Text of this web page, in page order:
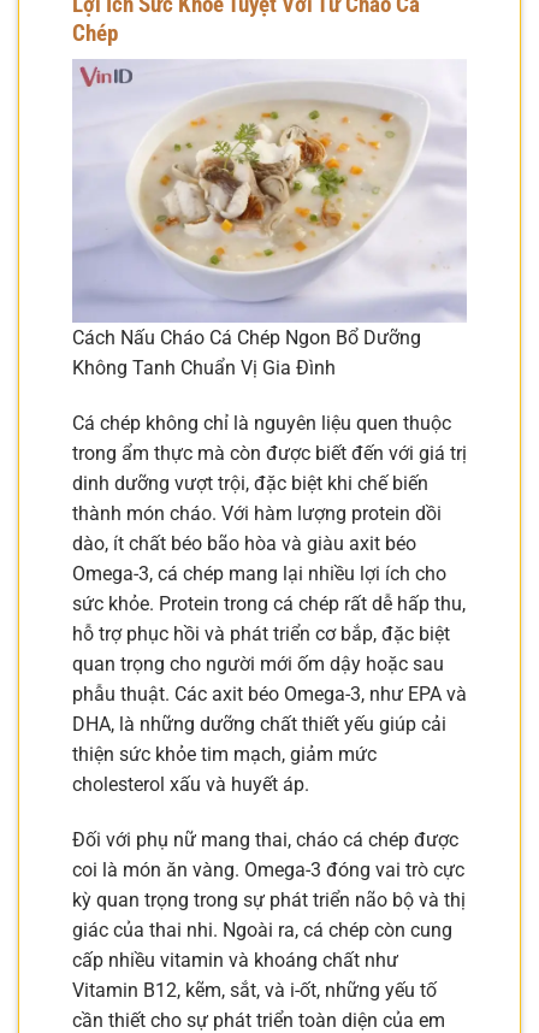
Chép
Cách Nấu Cháo Cá Chép Ngon Bổ Dưỡng
Không Tanh Chuẩn Vị Gia Đình
Cá chép không chỉ là nguyên liệu quen thuộc
trong ẩm thực mà còn được biết đến với giá trị
dinh dưỡng vượt trội, đặc biệt khi chế biến
thành món cháo. Với hàm lượng protein dồi
dào, ít chất béo bão hòa và giàu axit béo
Omega-3, cá chép mang lại nhiều lợi ích cho
sức khỏe. Protein trong cá chép rất dễ hấp thu,
hỗ trợ phục hồi và phát triển cơ bắp, đặc biệt
quan trọng cho người mới ốm dậy hoặc sau
phẫu thuật. Các axit béo Omega-3, như EPA và
DHA, là những dưỡng chất thiết yếu giúp cải
thiện sức khỏe tim mạch, giảm mức
cholesterol xấu và huyết áp.
Đối với phụ nữ mang thai, cháo cá chép được
coi là món ăn vàng. Omega-3 đóng vai trò cực
kỳ quan trọng trong sự phát triển não bộ và thị
giác của thai nhi. Ngoài ra, cá chép còn cung
cấp nhiều vitamin và khoáng chất như
Vitamin B12, kẽm, sắt, và i-ốt, những yếu tố
cần thiết cho sự phát triển toàn diện của em